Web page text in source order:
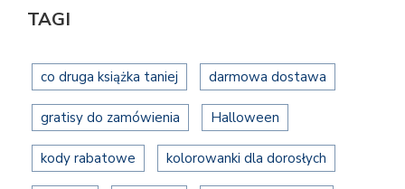
TAGI
co druga książka taniej darmowa dostawa
gratisy do zamówienia Halloween
kody rabatowe kolorowanki dla dorosłych